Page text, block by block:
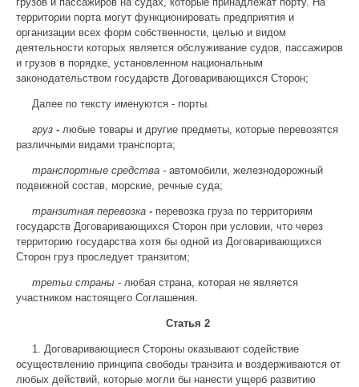
территории порта могут функционировать предприятия и
организации всех форм собственности, целью и видом
деятельности которых является обслуживание судов, пассажиров
и грузов в порядке, установленном национальным
законодательством государств Договаривающихся Сторон;
Далее по тексту именуются - порты
груз - любые товары и другие предметы, которые перевозятся
различными видами транспорта;
транспортные средства - автомобили, железнодорожный
подвижной состав, морские, речные суда;
транзитная перевозка - перевозка груза по территориям
государств Договаривающихся Сторон при условии, что через
территорию государства хотя бы одной из Договаривающихся
Сторон груз проследует транзитом;
третьи страны - любая страна, которая не является
участником настоящего Соглашения.
Статья 2
1. Договаривающиеся Стороны оказывают содействие
осуществлению принципа свободы транзита и воздерживаются от
любых действий, которые могли бы нанести ущерб развитию